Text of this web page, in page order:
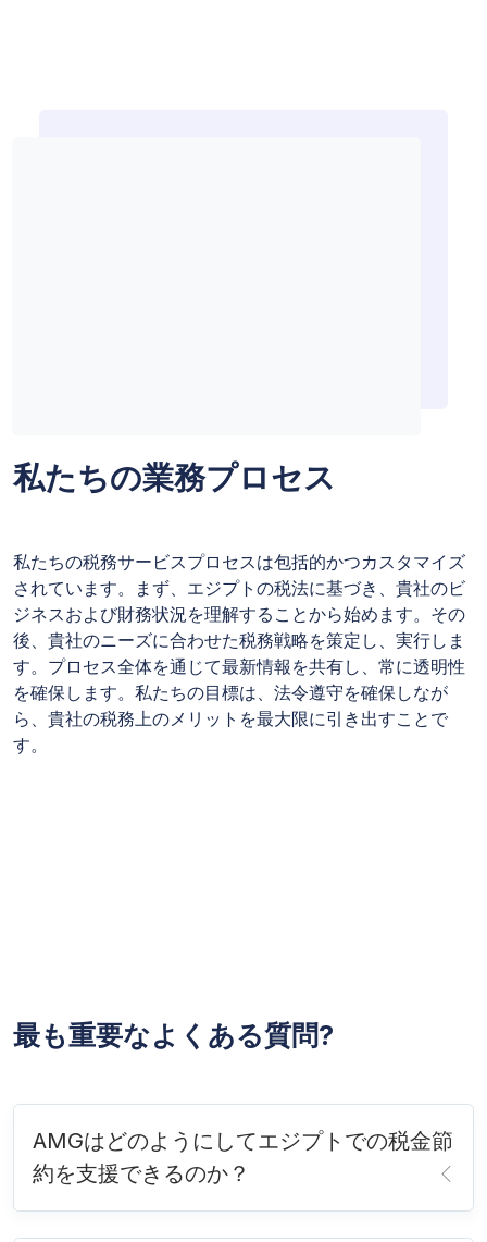
私たちの業務プロセス
私たちの税務サービスプロセスは包括的かつカスタマイズ
されています。まず、エジプトの税法に基づき、貴社のビ
ジネスおよび財務状況を理解することから始めます。その
後、貴社のニーズに合わせた税務戦略を策定し、実行しま
す。プロセス全体を通じて最新情報を共有し、常に透明性
を確保します。私たちの目標は、法令遵守を確保しなが
ら、貴社の税務上のメリットを最大限に引き出すことで
す。
最も重要なよくある質問?
AMGはどのようにしてエジプトでの税金節
約を支援できるのか？